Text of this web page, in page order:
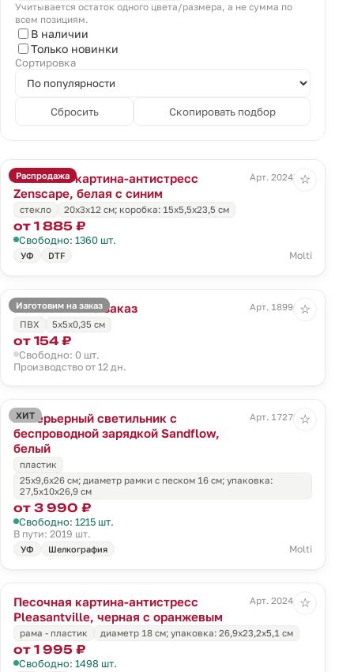
Учитывается остаток одного цвета/размера, а не сумма по
всем позициям.
В наличии
Только новинки
Сортировка
Сбросить Скопировать подбор
Распродажа
Песочная картина-антистресс
Zenscape, белая с синим
Арт. 20243.64
стекло 20х3х12 см; коробка: 15х5,5х23,5 см
от 1 885 ₽
Свободно: 1360 шт.
УФ DTF Molti
☆
Изготовим на заказ
Магнит Info на заказ
Арт. 18996.01
ПВХ
5х5х0,35 см
от 154 ₽
Свободно: 0 шт.
Производство от 12 дн.
☆
ХИТ
Интерьерный светильник с
беспроводной зарядкой Sandflow,
белый
Арт. 17279.60
пластик
25x9,6x26 см; диаметр рамки с песком 16 см; упаковка:
27,5x10x26,9 см
от 3 990 ₽
Свободно: 1215 шт.
В пути: 2019 шт.
УФ Шелкография Molti
☆
Песочная картина-антистресс
Pleasantville, черная с оранжевым
Арт. 20244.03
рама - пластик диаметр 18 см; упаковка: 26,9x23,2x5,1 см
от 1 995 ₽
Свободно: 1498 шт.
☆